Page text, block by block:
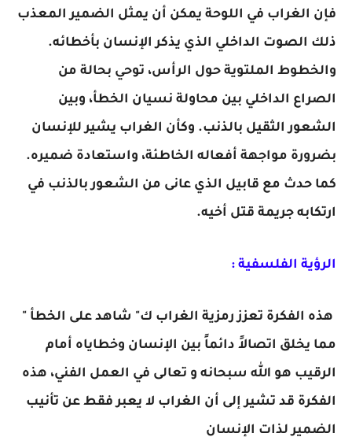
فإن الغراب في اللوحة يمكن أن يمثل الضمير المعذب
ذلك الصوت الداخلي الذي يذكر الإنسان بأخطائه.
والخطوط الملتوية حول الرأس، توحي بحالة من
الصراع الداخلي بين محاولة نسيان الخطأ، وبين
الشعور الثقيل بالذنب. وكأن الغراب يشير للإنسان
بضرورة مواجهة أفعاله الخاطئة، واستعادة ضميره.
كما حدث مع قابيل الذي عانى من الشعور بالذنب في
ارتكابه جريمة قتل أخيه.
الرؤية الفلسفية :
هذه الفكرة تعزز رمزية الغراب ك" شاهد على الخطأ "
مما يخلق اتصالاً دائماً بين الإنسان وخطاياه أمام
الرقيب هو الله سبحانه و تعالى في العمل الفني، هذه
الفكرة قد تشير إلى أن الغراب لا يعبر فقط عن تأنيب
الضمير لذات الإنسان